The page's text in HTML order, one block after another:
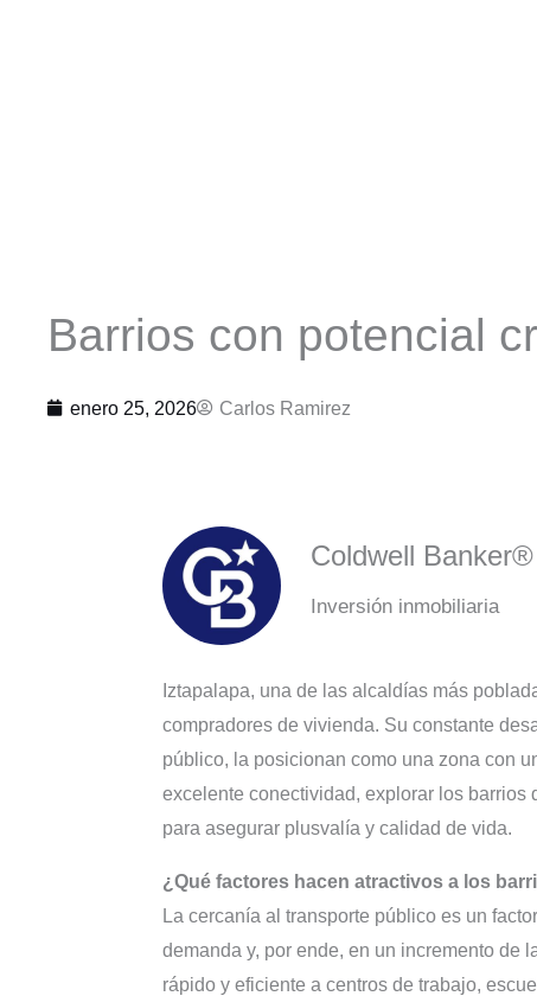
Barrios con potencial
enero 25, 2026 Carlos Ramirez
Coldwell
Inversión inmobiliaria
Iztapalapa, una de las alcaldías más
compradores de vivienda. Su constante
público, la posicionan como una zona con
excelente conectividad, explorar los barrios
para asegurar plusvalía y calidad de vida.
¿Qué factores hacen atractivos a los
La cercanía al transporte público es un
demanda y, por ende, en un incremento de
rápido y eficiente a centros de trabajo,